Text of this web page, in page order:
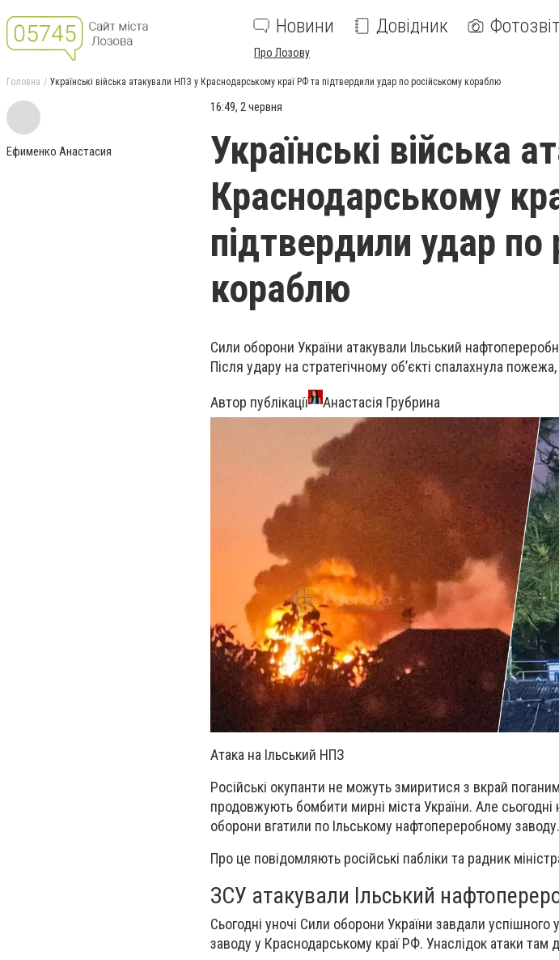
Новини Довідник
Про Лозову
Головна Українські війська атакували НПЗ у Краснодарському краї РФ та підтвердили удар по російському кораблю
Ефименко Анастасия
16:49, 2 червня
Українські війська
Краснодарському
підтвердили удар по
кораблю
Сили оборони України атакували Ільський
Після удару на стратегічному об’єкті спалахнула
Автор публікації Анастасія Грубрина
Атака на Ільський НПЗ
Російські окупанти не можуть змиритися з вкрай
продовжують бомбити мирні міста України. Але
оборони вгатили по Ільському нафтопереробному заводу.
Про це повідомляють російські пабліки та радник
ЗСУ атакували Ільський
Сьогодні уночі Сили оборони України завдали
заводу у Краснодарському краї РФ. Унаслідок атаки там